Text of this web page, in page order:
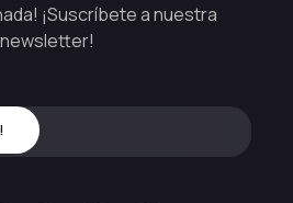
¡Suscríbete a nuestra
newsletter!